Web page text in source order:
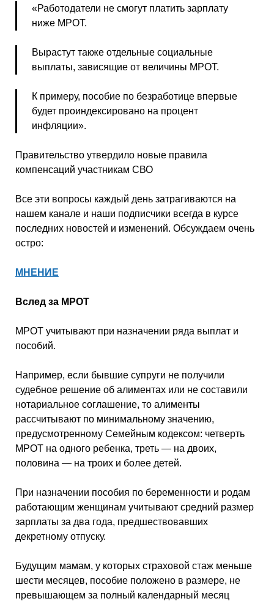
«Работодатели не смогут платить зарплату
ниже МРОТ.
Вырастут также отдельные социальные
выплаты, зависящие от величины МРОТ.
К примеру, пособие по безработице впервые
будет проиндексировано на процент
инфляции».
Правительство утвердило новые правила
компенсаций участникам СВО
Все эти вопросы каждый день затрагиваются на
нашем канале и наши подписчики всегда в курсе
последних новостей и изменений. Обсуждаем очень
остро:
МНЕНИЕ
Вслед за МРОТ
МРОТ учитывают при назначении ряда выплат и
пособий.
Например, если бывшие супруги не получили
судебное решение об алиментах или не составили
нотариальное соглашение, то алименты
рассчитывают по минимальному значению,
предусмотренному Семейным кодексом: четверть
МРОТ на одного ребенка, треть — на двоих,
половина — на троих и более детей.
При назначении пособия по беременности и родам
работающим женщинам учитывают средний размер
зарплаты за два года, предшествовавших
декретному отпуску.
Будущим мамам, у которых страховой стаж меньше
шести месяцев, пособие положено в размере, не
превышающем за полный календарный месяц